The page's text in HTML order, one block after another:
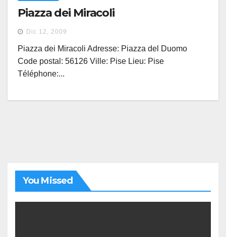
Piazza dei Miracoli
Dic 12, 2009
Piazza dei Miracoli Adresse: Piazza del Duomo
Code postal: 56126 Ville: Pise Lieu: Pise
Téléphone:...
You Missed